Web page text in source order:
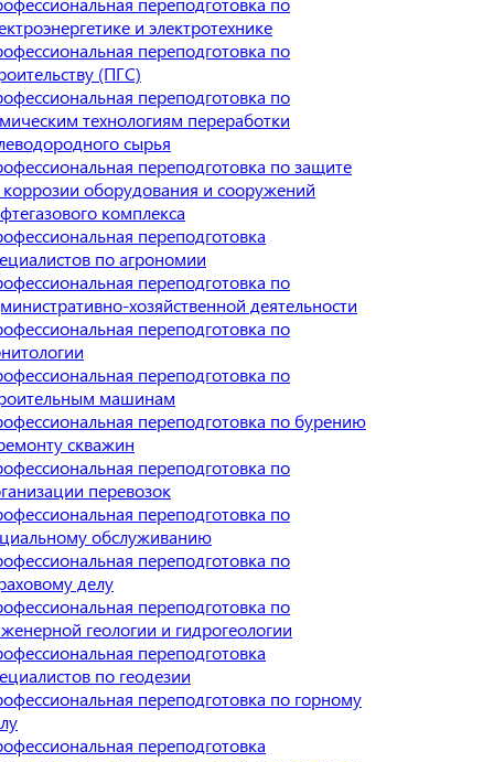
и электротехнике
переподготовка по
(ПГС)
переподготовка по
технологиям переработки
сырья
переподготовка по защите
коррозии оборудования и сооружений
комплекса
переподготовка
по агрономии
переподготовка по
хозяйственной деятельности
переподготовка по
переподготовка по
машинам
переподготовка по бурению
скважин
переподготовка по
перевозок
переподготовка по
обслуживанию
переподготовка по
делу
переподготовка по
геологии и гидрогеологии
переподготовка
по геодезии
переподготовка по горному
переподготовка